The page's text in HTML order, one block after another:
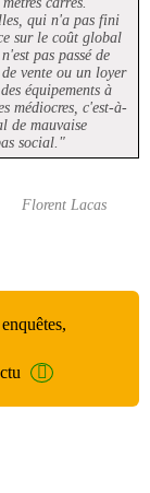
qui n'a pas fini
sur le coût global
pas passé de
vente ou un loyer
équipements à
médiocres, c'est-à-
de mauvaise
social."
Florent Lacas